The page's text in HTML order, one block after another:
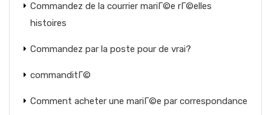
Commandez de la courrier mariГ©e rГ©elles
histoires
Commandez par la poste pour de vrai?
commanditГ©
Comment acheter une mariГ©e par correspondance